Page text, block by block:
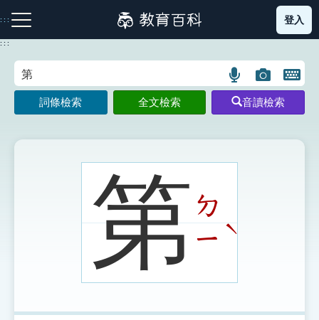
到
主
:::
注音索引圖示 筆畫索引圖示 部首索引表圖示
登入
:::
語
言
搜
示
圖
片
搜
開
鍵
圖
詞條檢索 全文檢索 音讀檢索
第ㄉ
ㄧˋ